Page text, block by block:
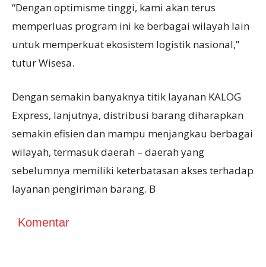
“Dengan optimisme tinggi, kami akan terus
memperluas program ini ke berbagai wilayah lain
untuk memperkuat ekosistem logistik nasional,”
tutur Wisesa.
Dengan semakin banyaknya titik layanan KALOG
Express, lanjutnya, distribusi barang diharapkan
semakin efisien dan mampu menjangkau berbagai
wilayah, termasuk daerah – daerah yang
sebelumnya memiliki keterbatasan akses terhadap
layanan pengiriman barang. B
Komentar